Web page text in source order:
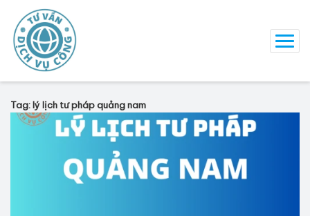
Tag: lý lịch tư pháp quảng nam